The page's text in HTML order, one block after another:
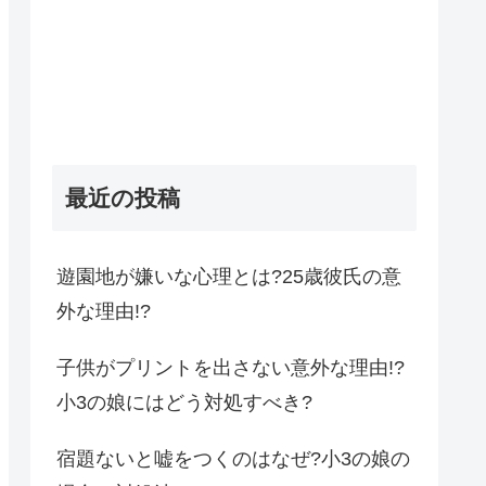
最近の投稿
遊園地が嫌いな心理とは?25歳彼氏の意
外な理由!?
子供がプリントを出さない意外な理由!?
小3の娘にはどう対処すべき?
宿題ないと嘘をつくのはなぜ?小3の娘の